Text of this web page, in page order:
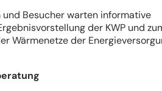
Besucher warten informative
der KWP und
Wärmenetze der